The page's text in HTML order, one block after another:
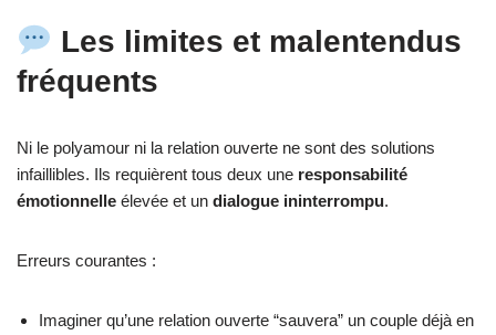
Les limites et malentendus
fréquents
Ni le polyamour ni la relation ouverte ne sont des solutions
infaillibles. Ils requièrent tous deux une responsabilité
émotionnelle élevée et un dialogue ininterrompu.
Erreurs courantes :
Imaginer qu’une relation ouverte “sauvera” un couple déjà en